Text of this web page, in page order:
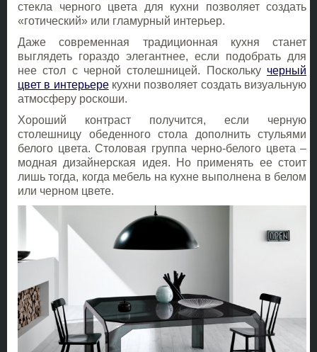
стекла черного цвета для кухни позволяет создать
«готический» или гламурный интерьер.
Даже современная традиционная кухня станет
выглядеть гораздо элегантнее, если подобрать для
нее стол с черной столешницей. Поскольку черный
цвет в интерьерекухни позволяет создать визуальную
атмосферу роскоши.
Хороший контраст получится, если черную
столешницу обеденного стола дополнить стульями
белого цвета. Столовая группа черно-белого цвета –
модная дизайнерская идея. Но применять ее стоит
лишь тогда, когда мебель на кухне выполнена в белом
или черном цвете.